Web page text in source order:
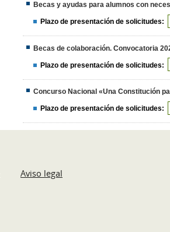
Becas y ayudas para alumnos con
Plazo de presentación de solicitudes:
Becas de colaboración. Convocatoria
Plazo de presentación de solicitudes:
Concurso Nacional «Una Constitución
Plazo de presentación de solicitudes:
Aviso legal